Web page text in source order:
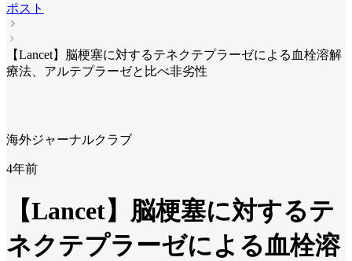
ポスト
【Lancet】脳梗塞に対するテネクテプラーゼによる血栓溶解
療法、アルテプラーゼと比べ非劣性
海外ジャーナルクラブ
4年前
【Lancet】脳梗塞に対するテ
ネクテプラーゼによる血栓溶